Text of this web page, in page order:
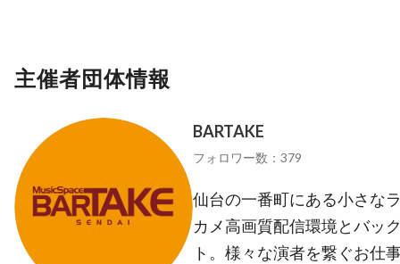
主催者団体情報
BARTAKE
フォロワー数：379
仙台の一番町にある小さな
カメ高画質配信環境とバッ
ト。様々な演者を繋ぐお仕